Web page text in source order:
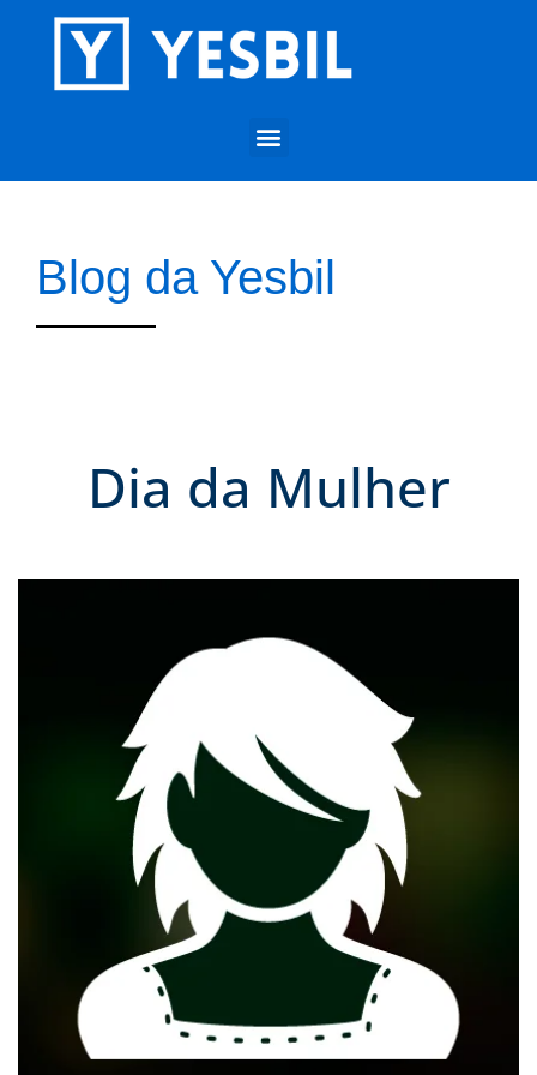
Blog da Yesbil
Dia da Mulher